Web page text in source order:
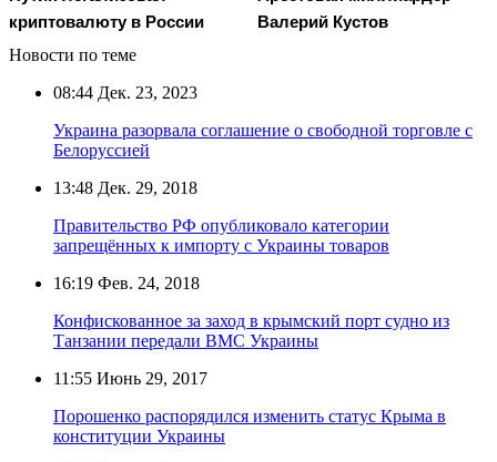
криптовалюту в России
Валерий Кустов
Новости по теме
08:44 Дек. 23, 2023
Украина разорвала соглашение о свободной торговле с
Белоруссией
13:48 Дек. 29, 2018
Правительство РФ опубликовало категории
запрещённых к импорту с Украины товаров
16:19 Фев. 24, 2018
Конфискованное за заход в крымский порт судно из
Танзании передали ВМС Украины
11:55 Июнь 29, 2017
Порошенко распорядился изменить статус Крыма в
конституции Украины